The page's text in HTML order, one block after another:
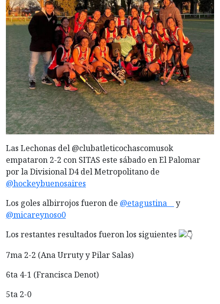
Las Lechonas del @clubatleticochascomusok
empataron 2-2 con SITAS este sábado en El Palomar
por la Divisional D4 del Metropolitano de
@hockeybuenosaires
Los goles albirrojos fueron de @etagustina__
y
@micareynoso0
Los restantes resultados fueron los siguientes
7ma 2-2 (Ana Urruty y Pilar Salas)
6ta 4-1 (Francisca Denot)
5ta 2-0